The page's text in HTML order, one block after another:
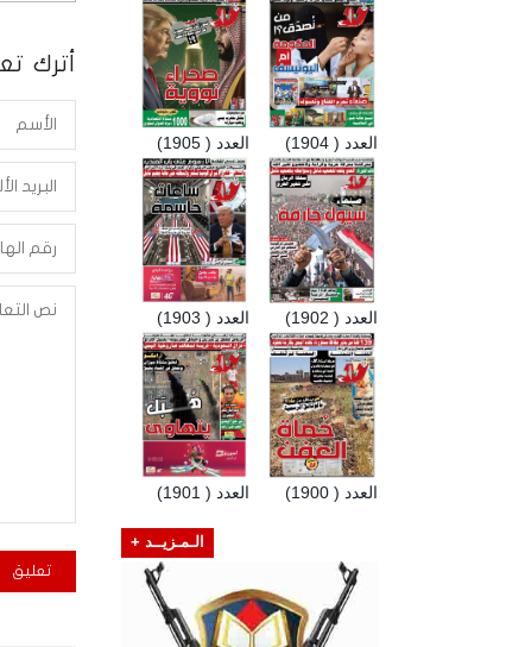
أترك
العدد ( 1905) العدد ( 1904)
العدد ( 1903) العدد ( 1902)
العدد ( 1901) العدد ( 1900)
الـمـزيــد +